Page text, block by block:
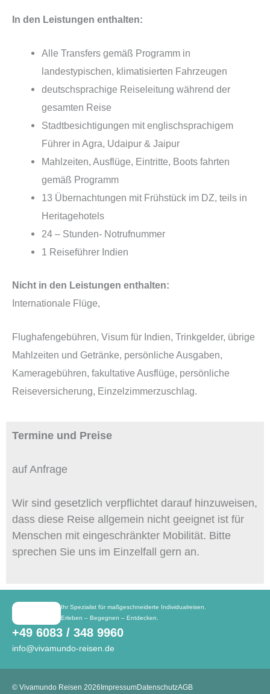
In den Leistungen enthalten:
Alle Transfers gemäß Programm in
landestypischen, klimatisierten Fahrzeugen
deutschsprachige Reiseleitung während der
gesamten Reise
Stadtbesichtigungen mit englischsprachigem
Führer in Agra, Udaipur & Jaipur
Mahlzeiten, Ausflüge, Eintritte, Boots fahrten
gemäß Programm
13 Übernachtungen mit Frühstück im DZ, teils in
Heritagehotels
24 – Stunden- Notrufnummer
1 Reiseführer Indien
Nicht in den Leistungen enthalten:
Internationale Flüge,
Flughafengebühren, Visum für Indien, Trinkgelder, übrige
Mahlzeiten und Getränke, persönliche Ausgaben,
Kameragebühren, fakultative Ausflüge, persönliche
Reiseversicherung, Einzelzimmerzuschlag.
Termine und Preise
auf Anfrage
Wir sind gesetzlich verpflichtet darauf hinzuweisen,
dass diese Reise allgemein nicht geeignet ist für
Menschen mit eingeschränkter Mobilität. Bitte
sprechen Sie uns im Einzelfall gern an.
Ihr Spezialist für maßgeschneiderte Individualreisen.
Erleben – Begegnen – Entdecken.
+49 6083 / 348 9960
info@vivamundo-reisen.de
© Vivamundo Reisen 2026ImpressumDatenschutzAGB